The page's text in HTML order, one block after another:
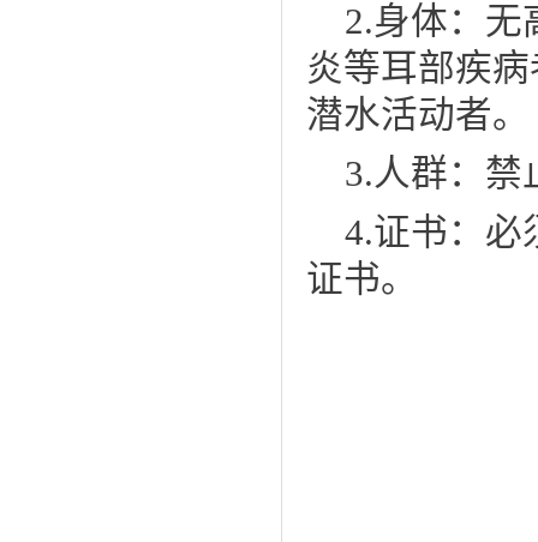
2.身体：无
炎等耳部疾
潜水活动者。
3.人群：禁
4.证书：必
证书。